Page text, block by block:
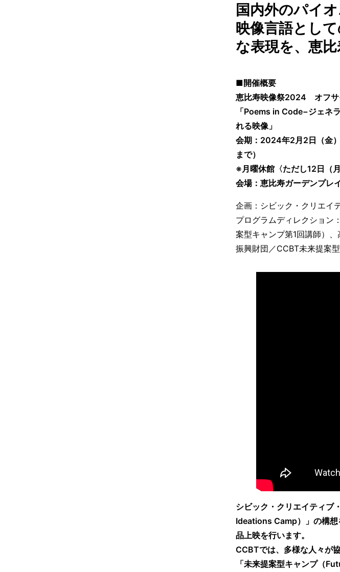
国内外のパイ
映像言語とし
な表現を、恵
■開催概要
恵比寿映像祭2024 オフサ
「Poems in Code−ジェネ
れる映像」
会期：2024年2月2日（金
まで）
※月曜休館〈ただし12日（
会場：恵比寿ガーデンプ
企画：シビック・クリエイ
プログラムディレクション
案型キャンプ第1回講師）
振興財団／CCBT未来提案
シビック・クリエイティブ
Ideations Camp）」の構想
品上映を⾏います。
CCBTでは、多様な⼈々が
「未来提案型キャンプ（